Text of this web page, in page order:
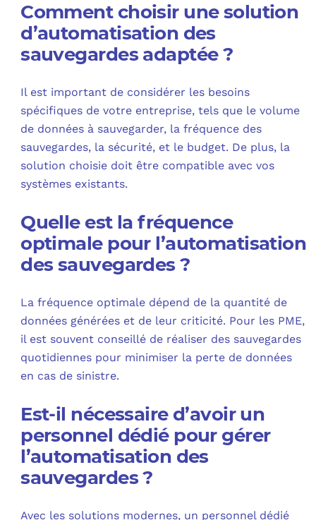
Comment choisir une solution
d’automatisation des
sauvegardes adaptée ?
Il est important de considérer les besoins
spécifiques de votre entreprise, tels que le volume
de données à sauvegarder, la fréquence des
sauvegardes, la sécurité, et le budget. De plus, la
solution choisie doit être compatible avec vos
systèmes existants.
Quelle est la fréquence
optimale pour l’automatisation
des sauvegardes ?
La fréquence optimale dépend de la quantité de
données générées et de leur criticité. Pour les PME,
il est souvent conseillé de réaliser des sauvegardes
quotidiennes pour minimiser la perte de données
en cas de sinistre.
Est-il nécessaire d’avoir un
personnel dédié pour gérer
l’automatisation des
sauvegardes ?
Avec les solutions modernes, un personnel dédié